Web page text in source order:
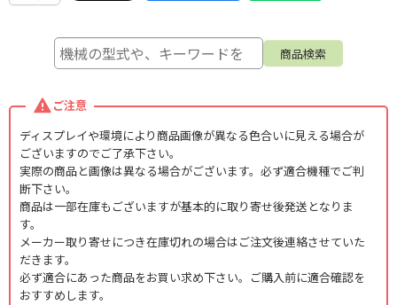
ご注意
ディスプレイや環境により商品画像が異なる色合いに見える場合が
ございますのでご了承下さい。
実際の商品と画像は異なる場合がございます。必ず適合機種でご判
断下さい。
商品は一部在庫もございますが基本的に取り寄せ後発送となりま
す。
メーカー取り寄せにつき在庫切れの場合はご注文後連絡させていた
だきます。
必ず適合にあった商品をお買い求め下さい。ご購入前に適合確認を
おすすめします。